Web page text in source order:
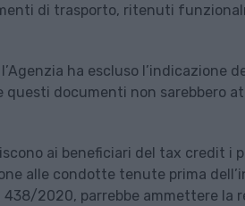
di trasporto, ritenuti
ha escluso l’indicazione
questi documenti non sarebbero
ai beneficiari del tax credit i
alle condotte tenute prima
438/2020, parrebbe ammettere la